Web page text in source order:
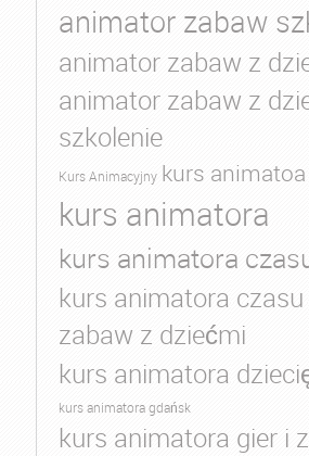
animator zabaw
animator zabaw z
animator zabaw z
szkolenie
Kurs Animacyjny kurs animatoa
kurs animatora
kurs animatora
kurs animatora
zabaw z dziećmi
kurs animatora
kurs animatora gdańsk
kurs animatora gier i